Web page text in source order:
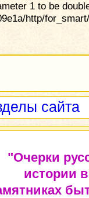
1 to be
http/
сайта
"Очерки
истории в